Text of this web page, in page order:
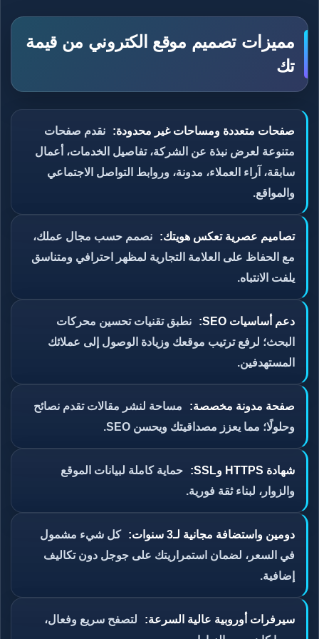
مميزات تصميم موقع الكتروني من قيمة
تك
صفحات متعددة ومساحات غير محدودة:
نقدم صفحات
متنوعة لعرض نبذة عن الشركة، تفاصيل الخدمات، أعمال
سابقة، آراء العملاء، مدونة، وروابط التواصل الاجتماعي
والمواقع.
تصاميم عصرية تعكس هويتك:
نصمم حسب مجال عملك،
مع الحفاظ على العلامة التجارية لمظهر احترافي ومتناسق
يلفت الانتباه.
دعم أساسيات SEO:
نطبق تقنيات تحسين محركات
البحث؛ لرفع ترتيب موقعك وزيادة الوصول إلى عملائك
المستهدفين.
صفحة مدونة مخصصة:
مساحة لنشر مقالات تقدم نصائح
وحلولًا؛ مما يعزز مصداقيتك ويحسن SEO.
شهادة HTTPS وSSL:
حماية كاملة لبيانات الموقع
والزوار، لبناء ثقة فورية.
دومين واستضافة مجانية لـ3 سنوات:
كل شيء مشمول
في السعر، لضمان استمراريتك على جوجل دون تكاليف
إضافية.
سيرفرات أوروبية عالية السرعة:
لتصفح سريع وفعال،